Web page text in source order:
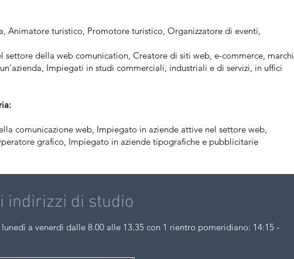
Animatore turistico, Promotore turistico, Organizzatore di eventi,
della web comunication, Creatore di siti web, e-commerce, marchi
Impiegati in studi commerciali, industriali e di servizi, in uffici
comunicazione web, Impiegato in aziende attive nel settore web,
grafico, Impiegato in aziende tipografiche e pubblicitarie
indirizzi di studio
a venerdì dalle 8.00 alle 13.35 con 1 rientro pomeridiano: 14:15 -